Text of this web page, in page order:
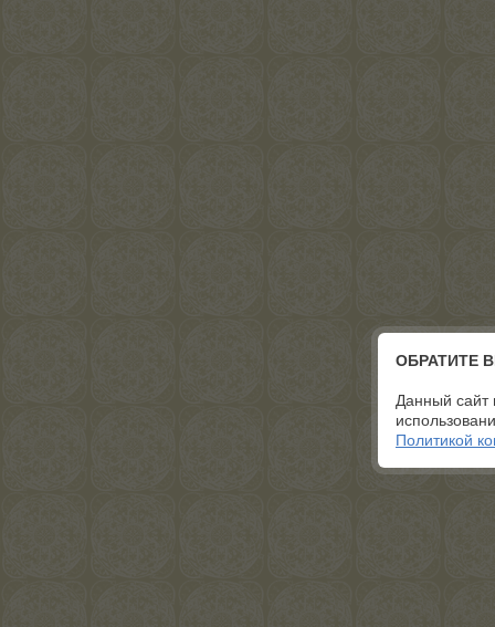
ОБРАТИТЕ
Данный сайт
Политикой